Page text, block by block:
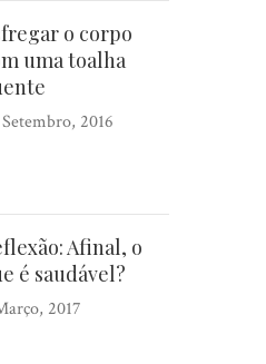
o corpo
uma toalha
2016
Afinal, o
é saudável?
2017